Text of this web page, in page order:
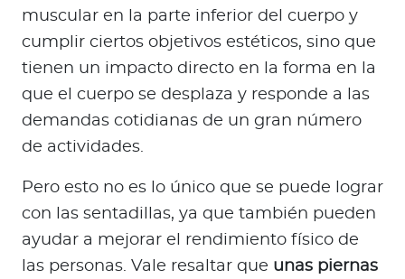
muscular en la parte inferior del cuerpo y
cumplir ciertos objetivos estéticos, sino que
tienen un impacto directo en la forma en la
que el cuerpo se desplaza y responde a las
demandas cotidianas de un gran número
de actividades.
Pero esto no es lo único que se puede lograr
con las sentadillas, ya que también pueden
ayudar a mejorar el rendimiento físico de
las personas. Vale resaltar que unas piernas